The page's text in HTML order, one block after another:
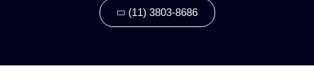
(11) 3803-8686